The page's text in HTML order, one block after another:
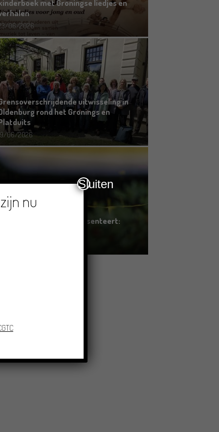
met Groningse liedjes en
06/2026
uitwisseling in
rond het Gronings en
06/2026
Erfgoed in Groningen presenteert:
nu
Sluiten